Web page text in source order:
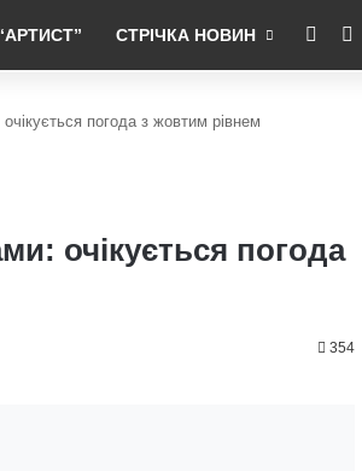
СТРІЧКА НОВИН RSS
погода з жовтим рівнем
очікується погода
354